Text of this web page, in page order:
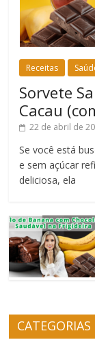
Receitas
Sorvete
Cacau
22 de abril de
Se você está
e sem açúcar
deliciosa, ela
CATEGORIAS